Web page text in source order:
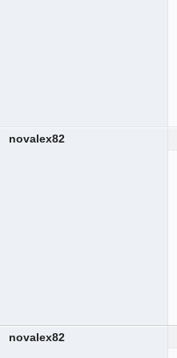
novalex82
novalex82